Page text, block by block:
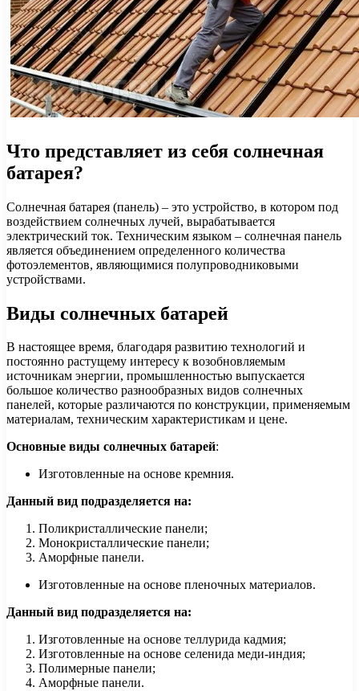
Что представляет из себя солнечная
батарея?
Солнечная батарея (панель) – это устройство, в котором под
воздействием солнечных лучей, вырабатывается
электрический ток. Техническим языком – солнечная панель
является объединением определенного количества
фотоэлементов, являющимися полупроводниковыми
устройствами.
Виды солнечных батарей
В настоящее время, благодаря развитию технологий и
постоянно растущему интересу к возобновляемым
источникам энергии, промышленностью выпускается
большое количество разнообразных видов солнечных
панелей, которые различаются по конструкции, применяемым
материалам, техническим характеристикам и цене.
Основные виды солнечных батарей:
Изготовленные на основе кремния.
Данный вид подразделяется на:
Поликристаллические панели;
Монокристаллические панели;
Аморфные панели.
Изготовленные на основе пленочных материалов.
Данный вид подразделяется на:
Изготовленные на основе теллурида кадмия;
Изготовленные на основе селенида меди-индия;
Полимерные панели;
Аморфные панели.